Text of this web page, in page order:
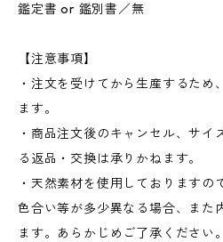
鑑定書 or 鑑別書／無
【注意事項】
・注文を受けてから生産するため
ます。
・商品注文後のキャンセル、サイ
る返品・交換は承りかねます。
・天然素材を使用しておりますの
色合い等が多少異なる場合、また
ます。あらかじめご了承ください。